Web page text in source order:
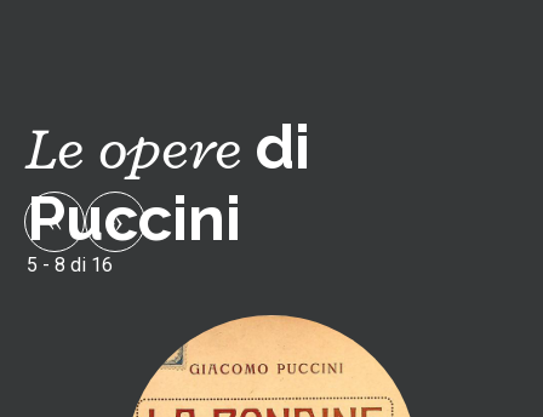
Le opere di
Puccini
5 - 8 di 16
Pagina
precedente
‹‹
Pagina
successiva
››